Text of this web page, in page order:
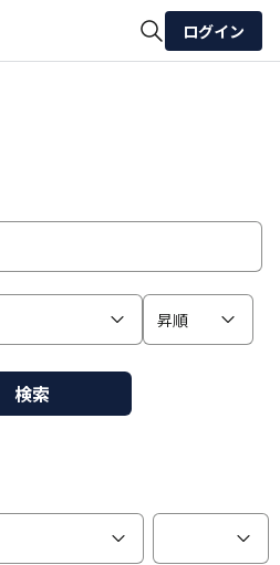
ログイン
昇順
検索